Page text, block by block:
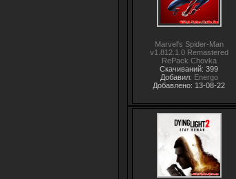
Marvel's Spider-Man
v1.812.1.0 Remastered
RePack Chovka
Скачиваний: 399
Добавил: Energo
Добавлено: 13-08-22